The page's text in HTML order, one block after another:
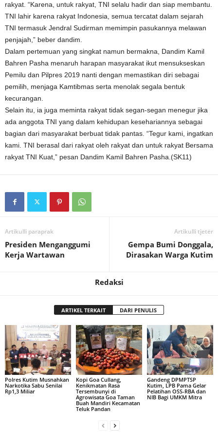
rakyat. “Karena, untuk rakyat, TNI selalu hadir dan siap membantu.
TNI lahir karena rakyat Indonesia, semua tercatat dalam sejarah
TNI termasuk Jendral Sudirman memimpin pasukannya melawan
penjajah,” beber dandim.
Dalam pertemuan yang singkat namun bermakna, Dandim Kamil
Bahren Pasha menaruh harapan masyarakat ikut mensukseskan
Pemilu dan Pilpres 2019 nanti dengan memastikan diri sebagai
pemilih, menjaga Kamtibmas serta menolak segala bentuk
kecurangan.
Selain itu, ia juga meminta rakyat tidak segan-segan menegur jika
ada anggota TNI yang dalam kehidupan kesehariannya sebagai
bagian dari masyarakat berbuat tidak pantas. “Tegur kami, ingatkan
kami. TNI berasal dari rakyat oleh rakyat dan untuk rakyat Bersama
rakyat TNI Kuat,” pesan Dandim Kamil Bahren Pasha.(SK11)
Artikulli paraprak
Presiden Menganggumi
Kerja Wartawan
Artikulli tjetër
Gempa Bumi Donggala,
Dirasakan Warga Kutim
Redaksi
ARTIKEL TERKAIT DARI PENULIS
Polres Kutim Musnahkan
Narkotika Sabu Senilai
Rp1,3 Miliar
Kopi Goa Cullang,
Kenikmatan Rasa
Tersembunyi di
Agrowisata Goa Taman
Buah Mandiri Kecamatan
Teluk Pandan
Gandeng DPMPTSP
Kutim, LPB Pama Gelar
Pelatihan OSS-RBA dan
NIB Bagi UMKM Mitra